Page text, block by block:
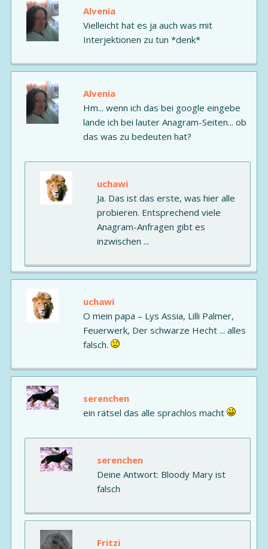
Alvenia
Vielleicht hat es ja auch was mit
Interjektionen zu tun *denk*
Alvenia
Hm... wenn ich das bei google eingebe
lande ich bei lauter Anagram-Seiten... ob
das was zu bedeuten hat?
uchawi
Ja. Das ist das erste, was hier alle
probieren. Entsprechend viele
Anagram-Anfragen gibt es
inzwischen ...
uchawi
O mein papa – Lys Assia, Lilli Palmer,
Feuerwerk, Der schwarze Hecht ... alles
falsch.
serenchen
ein rätsel das alle sprachlos macht
serenchen
Deine Antwort: Bloody Mary ist
falsch
Fritzi